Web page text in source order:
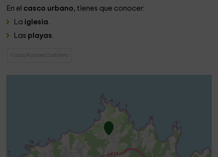
En el casco urbano, tienes que conocer:
La iglesia.
Las playas.
Casas Rurales Cudillero